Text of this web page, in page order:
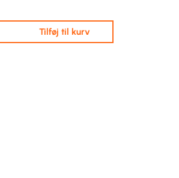
Tilføj til kurv